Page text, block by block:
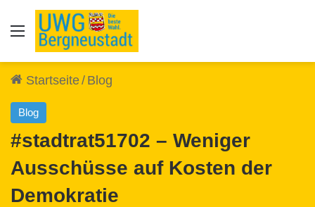
Auswahl
Startseite/ Blog
Blog
#stadtrat51702 – Weniger
Ausschüsse auf Kosten der
Demokratie